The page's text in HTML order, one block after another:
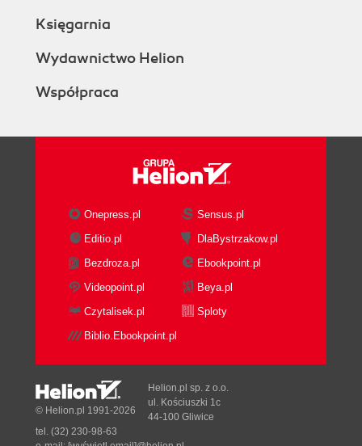
Księgarnia
Wydawnictwo Helion
Współpraca
Onepress.pl
Sensus.pl
Editio.pl
DlaBystrzakow.pl
Bezdroza.pl
Ebookpoint.pl
Videopoint.pl
Beya.pl
Czytalisek.pl
Sploty
Biblio.Ebookpoint.pl
© Helion.pl 1991-2026
Helion.pl sp. z o.o.
ul. Kościuszki 1c
44-100 Gliwice
tel. (32) 230-98-63